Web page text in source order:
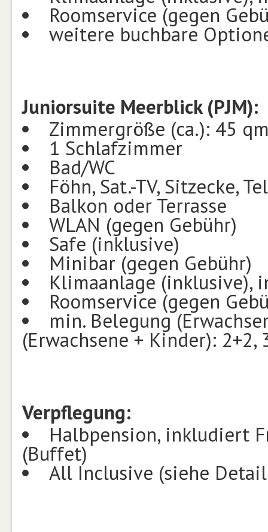
Roomservice (gegen
weitere buchbare
Juniorsuite Meerblick (PJM):
Zimmergröße (ca.): 45
1 Schlafzimmer
Bad/WC
Föhn, Sat.-TV, Sitzecke,
Balkon oder Terrasse
WLAN (gegen Gebühr)
Safe (inklusive)
Minibar (gegen Gebühr)
Klimaanlage (inklusive),
Roomservice (gegen
min. Belegung
(Erwachsene + Kinder): 2+2,
Verpflegung:
Halbpension, inkludiert
(Buffet)
All Inclusive (siehe